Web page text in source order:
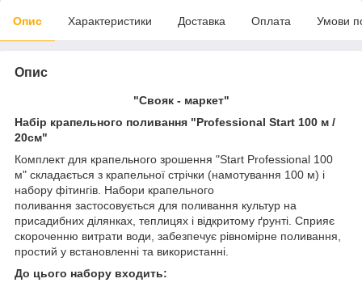
Опис Характеристики Доставка Оплата Умови
Опис
"Свояк - маркет"
Набір крапельного поливання "Professional Start 100 м /
20см"
Комплект для крапельного зрошення "Start Professional 100
м" складається з крапельної стрічки (намотування 100 м) і
набору фітингів. Набори крапельного
поливання застосовується для поливання культур на
присадибних ділянках, теплицях і відкритому ґрунті. Сприяє
скороченню витрати води, забезпечує рівномірне поливання,
простий у встановленні та використанні.
До цього набору входить: